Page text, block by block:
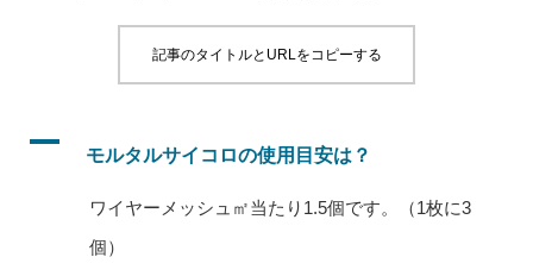
記事のタイトルとURLをコピーする
A モルタルサイコロの使用目安は？
ワイヤーメッシュ㎡当たり1.5個です。（1枚に3
個）